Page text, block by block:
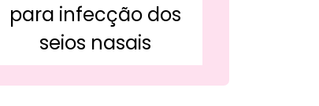
para infecção dos
seios nasais